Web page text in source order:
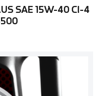
SAE 15W-40 CI-4